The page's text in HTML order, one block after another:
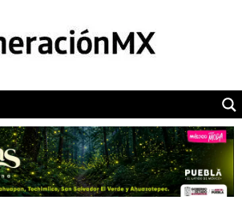
POLÍTICA
CAMALEÓN
OPINIÓN
DEPORTES